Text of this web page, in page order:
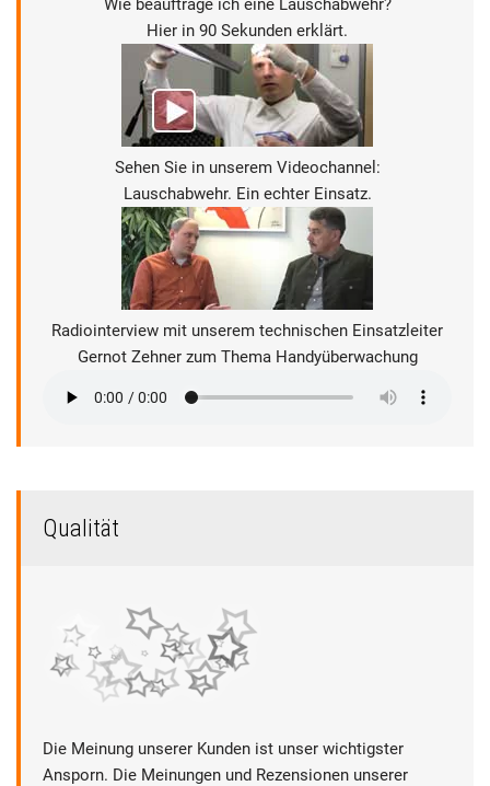
Wie beauftrage ich eine Lauschabwehr?
Hier in 90 Sekunden erklärt.
Sehen Sie in unserem Videochannel:
Lauschabwehr. Ein echter Einsatz.
Radiointerview mit unserem technischen Einsatzleiter
Gernot Zehner zum Thema Handyüberwachung
Qualität
Die Meinung unserer Kunden ist unser wichtigster
Ansporn. Die Meinungen und Rezensionen unserer